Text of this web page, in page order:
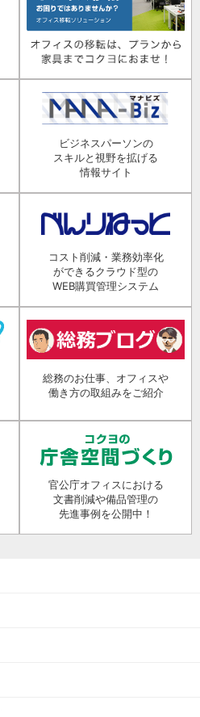
ビジネスパーソンの
スキルと視野を拡げる
情報サイト
コスト削減・業務効率化
ができるクラウド型の
WEB購買管理システム
総務のお仕事、オフィスや
働き方の取組みをご紹介
官公庁オフィスにおける
文書削減や備品管理の
先進事例を公開中！